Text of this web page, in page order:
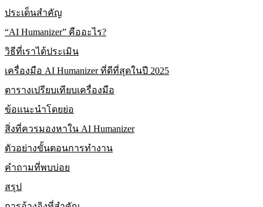
ประเด็นสำคัญ
“AI Humanizer” คืออะไร?
วิธีที่เราได้ประเมิน
เครื่องมือ AI Humanizer ที่ดีที่สุดในปี 2025
ตารางเปรียบเทียบเครื่องมือ
ข้อแนะนำโดยย่อ
สิ่งที่ควรมองหาใน AI Humanizer
ตัวอย่างขั้นตอนการทำงาน
คำถามที่พบบ่อย
สรุป